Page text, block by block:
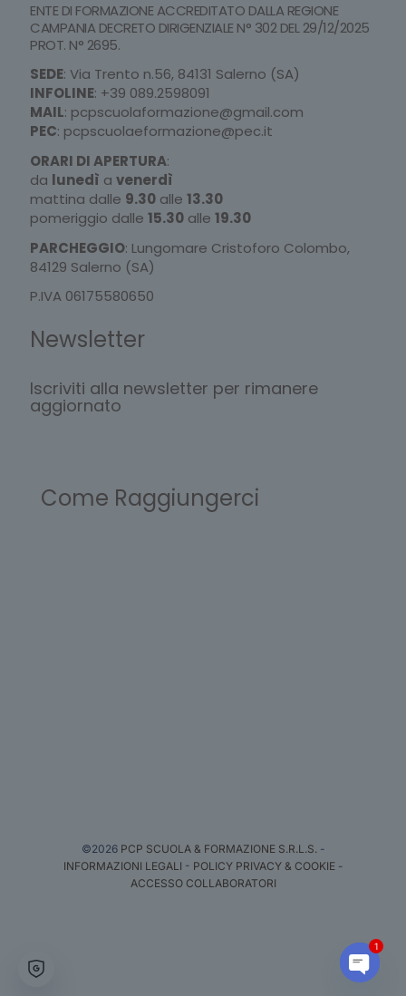
ENTE DI FORMAZIONE ACCREDITATO DALLA REGIONE
CAMPANIA DECRETO DIRIGENZIALE N° 302 DEL 29/12/2025
PROT. N° 2695.
SEDE: Via Trento n.56, 84131 Salerno (SA)
INFOLINE: +39 089.2598091
MAIL: pcpscuolaformazione@gmail.com
PEC: pcpscuolaeformazione@pec.it
ORARI DI APERTURA:
da lunedì a venerdì
mattina dalle 9.30 alle 13.30
pomeriggio dalle 15.30 alle 19.30
PARCHEGGIO: Lungomare Cristoforo Colombo,
84129 Salerno (SA)
P.IVA 06175580650
Newsletter
Iscriviti alla newsletter per rimanere
aggiornato
Come Raggiungerci
©2026 PCP SCUOLA & FORMAZIONE S.R.L.S.-
INFORMAZIONI LEGALI - POLICY PRIVACY & COOKIE-
ACCESSO COLLABORATORI
1